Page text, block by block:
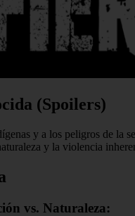
(Spoilers)
y a los peligros de la
y la violencia
vs. Naturaleza: